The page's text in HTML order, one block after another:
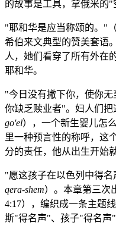
的故事是工具，拿俄米的"
希伯来文典型的赞美套语
人，她们看穿了所有外在
耶和华。
"今日没有撇下你，使你
go'el），一个新生婴儿怎
里一种预言性的称呼，这
分的责任，他从出生开始
qera-shem）。本章第三次
4:17），编织成一条主题
斯"得名声"、孩子"得名声